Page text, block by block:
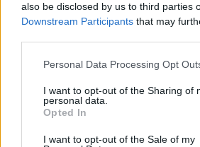
also be disclosed by us to third parties
Downstream Participants that may
Personal Data Processing Opt
I want to opt-out of the Sharing of
personal data.
Opted In
I want to opt-out of the Sale of my
παρουσιάζεται ως νήπιο αλλά
εξαίρετα συνετός από την
Θεωρείται ότι μετανάστευσε
τέλος της ζωής του, εκοιμήθη
(Landerneau) και τάφηκε στο